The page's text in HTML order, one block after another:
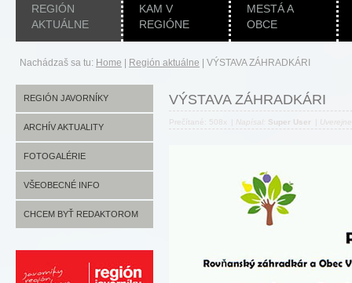
REGIÓN
AKTUÁLNE
KAM V
REGIÓNE
MESTÁ A
OBCE
Nachádzaš sa tu: Home Región aktuálne VÝSTAVA ZÁHRADKÁRI
REGIÓN JAVORNÍKY
ARCHÍV AKTUALITY
FOTOGALÉRIE
VŠEOBECNÉ INFO
CHCEM BYŤ REDAKTOROM
VÝSTAVA ZÁHRADKÁRI
Prečítané: 508x Napísal: Super User